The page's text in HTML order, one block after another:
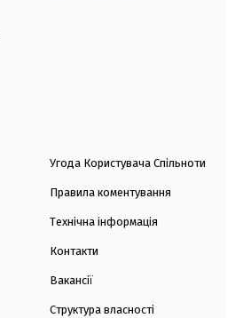
Угода Користувача Спільноти
Правила коментування
Технічна інформація
Контакти
Вакансії
Структура власності